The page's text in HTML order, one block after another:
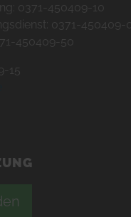
0371-450409-10
0371-450409-0
450409-50
15